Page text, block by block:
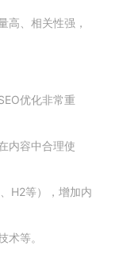
高、相关性强，
优化非常重
内容中合理使
H2等），增加内
术等。